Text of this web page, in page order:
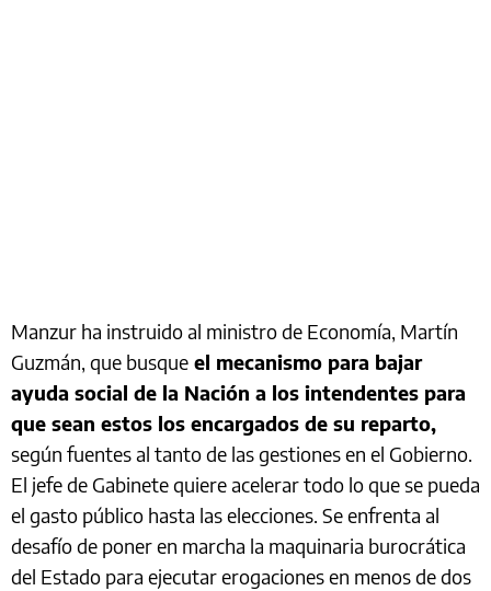
Manzur ha instruido al ministro de Economía, Martín
Guzmán, que busque el mecanismo para bajar
ayuda social de la Nación a los intendentes para
que sean estos los encargados de su reparto,
según fuentes al tanto de las gestiones en el Gobierno.
El jefe de Gabinete quiere acelerar todo lo que se pueda
el gasto público hasta las elecciones. Se enfrenta al
desafío de poner en marcha la maquinaria burocrática
del Estado para ejecutar erogaciones en menos de dos